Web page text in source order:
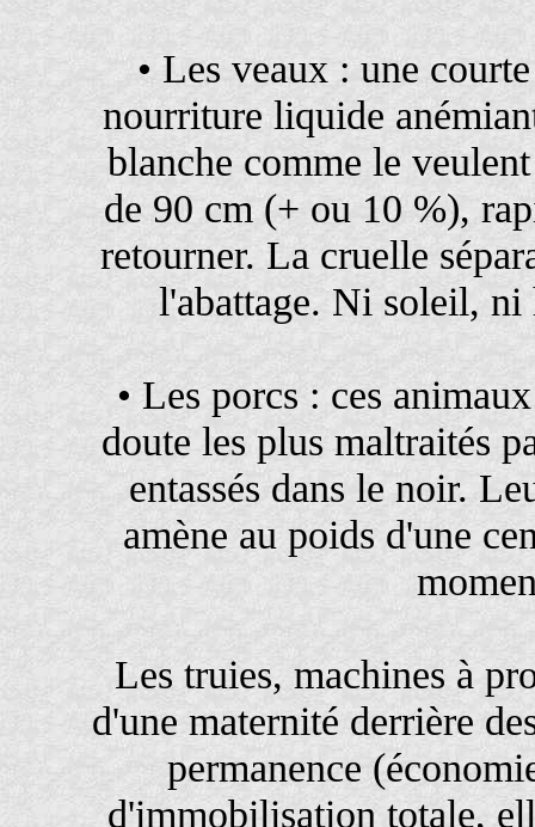
• Les veaux : une
nourriture liquide
blanche comme le
de 90 cm (+ ou 10 %),
retourner. La cruelle
l'abattage. Ni soleil, ni
• Les porcs : ces
doute les plus maltraités
entassés dans le noir.
amène au poids d'une
Les truies, machines à
d'une maternité derrière
permanence
d'immobilisation totale,